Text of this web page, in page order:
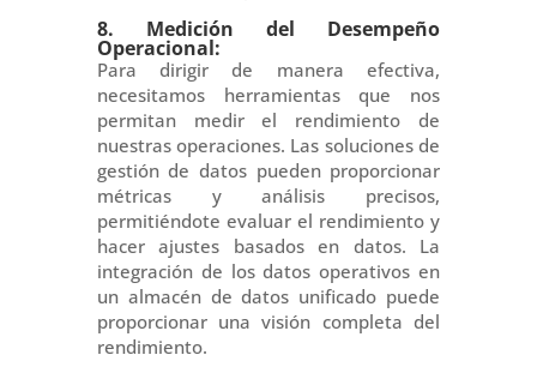
8. Medición del Desempeño
Operacional:
Para dirigir de manera efectiva,
necesitamos herramientas que nos
permitan medir el rendimiento de
nuestras operaciones. Las soluciones de
gestión de datos pueden proporcionar
métricas y análisis precisos,
permitiéndote evaluar el rendimiento y
hacer ajustes basados en datos. La
integración de los datos operativos en
un almacén de datos unificado puede
proporcionar una visión completa del
rendimiento.